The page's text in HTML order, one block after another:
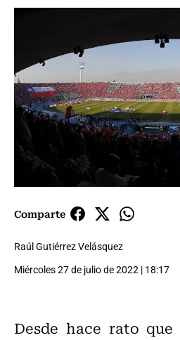
Comparte
Raúl Gutiérrez Velásquez
Miércoles 27 de julio de 2022 | 18:17
Desde hace rato que